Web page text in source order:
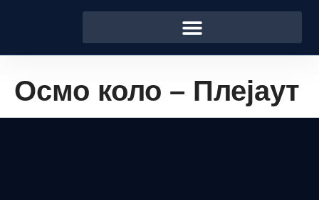
Осмо коло – Плејаут